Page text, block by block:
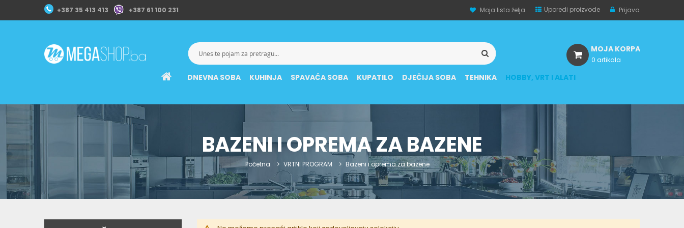
+387 35 413 413 +387 61 100 231 Moja lista želja Uporedi proizvode Prijava
DNEVNA SOBA KUHINJA SPAVAĆA SOBA KUPATILO DJEČIJA SOBA TEHNIKA HOBBY, VRT I ALATI
MOJA KORPA
0 artikala
BAZENI I OPREMA ZA BAZENE
Početna VRTNI PROGRAM Bazeni i oprema za bazene